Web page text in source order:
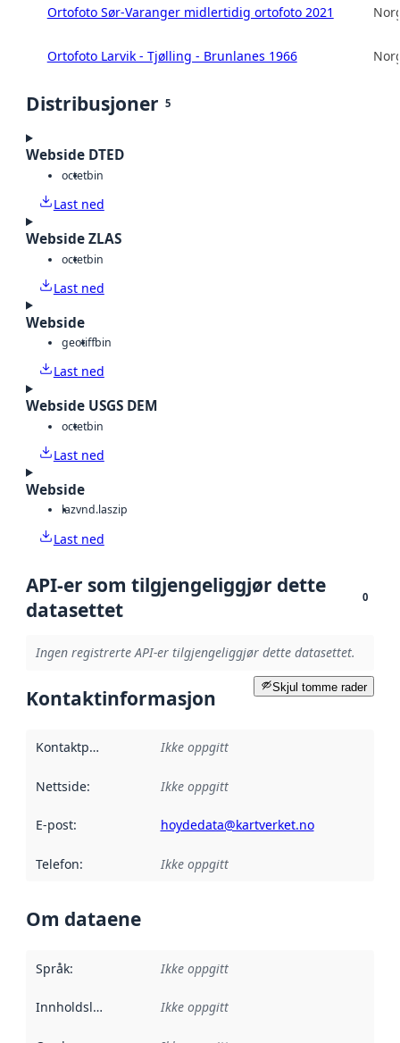
Ortofoto Sør-Varanger midlertidig ortofoto 2021
Ortofoto Larvik - Tjølling - Brunlanes 1966
Distribusjoner 5
Webside DTED
octetbin
Last ned
Webside ZLAS
octetbin
Last ned
Webside
geotiffbin
Last ned
Webside USGS DEM
octetbin
Last ned
Webside
lazvnd.laszip
Last ned
API-er som tilgjengeliggjør dette
datasettet
0
Ingen registrerte API-er tilgjengeliggjør dette datasettet.
Skjul tomme rader
Kontaktinformasjon
Kontaktpunkt Ikke oppgitt
Nettside: Ikke oppgitt
E-post: hoydedata@kartverket.no
Telefon: Ikke oppgitt
Om dataene
Språk: Ikke oppgitt
Innholdsleverandører :
Ikke oppgitt